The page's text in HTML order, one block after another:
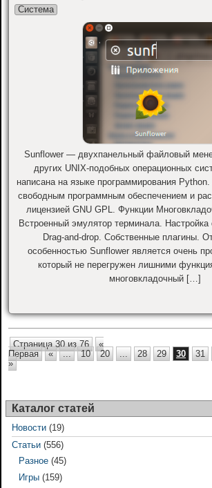
Система
Sunflower — двухпанельный файловый
других UNIX-подобных операционных
написана на языке программирования
свободным программным обеспечением и
лицензией GNU GPL. Функции
Встроенный эмулятор терминала. Настройка
Drag-and-drop. Собственные плагины.
особенностью Sunflower является очень
который не перегружен лишними
многовкладочный […]
Страница 30 из 76
«
Первая
« ... 10 20 ... 28 29 30 31
»
Каталог статей
Новости (19)
Статьи (556)
Разное (45)
Игры (159)